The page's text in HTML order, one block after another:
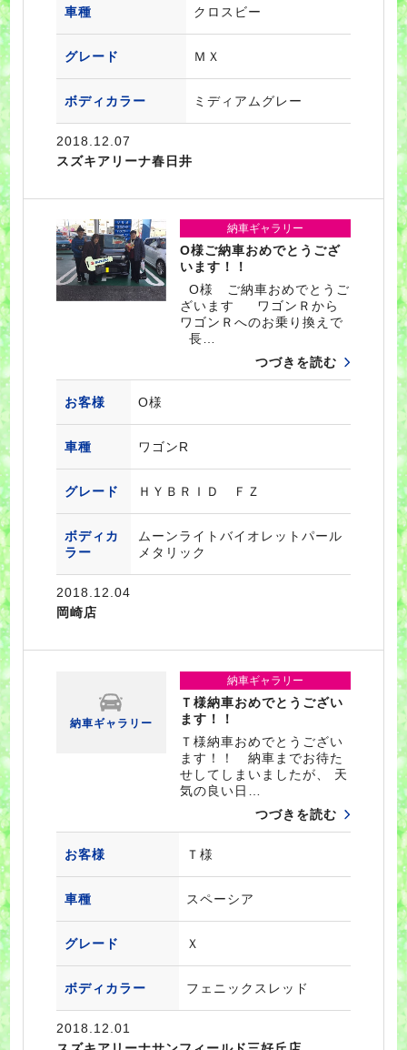
車種 クロスビー
グレード ＭＸ
ボディカラー ミディアムグレー
2018.12.07
スズキアリーナ春日井
納車ギャラリー
O様ご納車おめでとうござ
います！！
O様 ご納車おめでとうご
ざいます ワゴンＲから
ワゴンＲへのお乗り換えで
長…
つづきを読む
お客様 O様
車種 ワゴンR
グレード ＨＹＢＲＩＤ ＦＺ
ボディカ
ラー
ムーンライトバイオレットパール
メタリック
2018.12.04
岡崎店
納車ギャラリー
納車ギャラリー
Ｔ様納車おめでとうござい
ます！！
Ｔ様納車おめでとうござい
ます！！ 納車までお待た
せしてしまいましたが、 天
気の良い日…
つづきを読む
お客様 Ｔ様
車種 スペーシア
グレード Ｘ
ボディカラー フェニックスレッド
2018.12.01